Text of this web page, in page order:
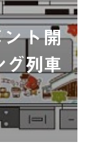
ト開
列車